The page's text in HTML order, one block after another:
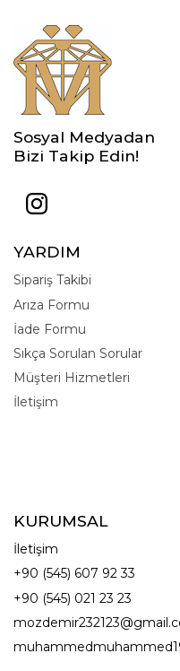
Sosyal Medyadan
Bizi Takip Edin!
YARDIM
Sipariş Takibi
Arıza Formu
İade Formu
Sıkça Sorulan Sorular
Müşteri Hizmetleri
İletişim
KURUMSAL
İletişim
+90 (545) 607 92 33
+90 (545) 021 23 23